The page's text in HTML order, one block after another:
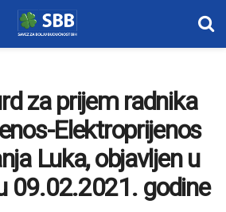
za prijem radnika
Elektroprijenos
Luka, objavljen u
09.02.2021. godine